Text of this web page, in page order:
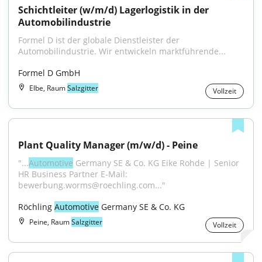
Schichtleiter (w/m/d) Lagerlogistik in der
Automobilindustrie
Formel D ist der globale Dienstleister der
Automobilindustrie. Wir entwickeln marktführende...
Formel D GmbH
Elbe, RaumSalzgitter Vollzeit
Plant Quality Manager (m/w/d) - Peine
"...Automotive Germany SE & Co. KG Eike Rohde | Senior
HR Business Partner E-Mail:
bewerbung.worms@roechling.com..."
Röchling Automotive Germany SE & Co. KG
Peine, RaumSalzgitter Vollzeit